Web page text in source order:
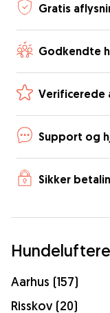
Gratis
Godkendte
Verificerede
Support og
Sikker
Aarhus (157)
Risskov (20)